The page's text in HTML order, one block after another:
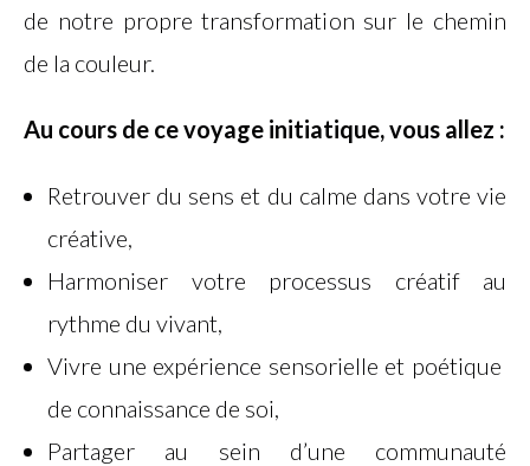
de notre propre transformation sur le chemin
de la couleur.
Au cours de ce voyage initiatique, vous allez :
Retrouver du sens et du calme dans votre vie
créative,
Harmoniser votre processus créatif au
rythme du vivant,
Vivre une expérience sensorielle et poétique
de connaissance de soi,
Partager au sein d’une communauté